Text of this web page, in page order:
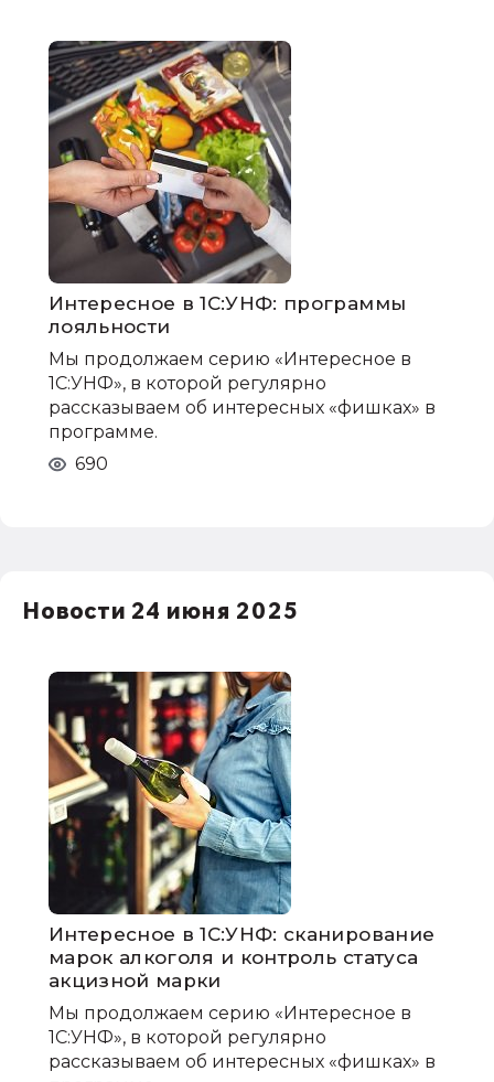
Интересное в 1С:УНФ: программы
лояльности
Мы продолжаем серию «Интересное в
1С:УНФ», в которой регулярно
рассказываем об интересных «фишках» в
программе.
690
Новости 24 июня 2025
Интересное в 1С:УНФ: сканирование
марок алкоголя и контроль статуса
акцизной марки
Мы продолжаем серию «Интересное в
1С:УНФ», в которой регулярно
рассказываем об интересных «фишках» в